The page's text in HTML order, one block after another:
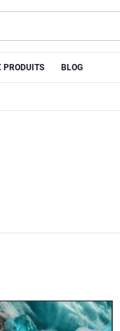
PRODUITS BLOG